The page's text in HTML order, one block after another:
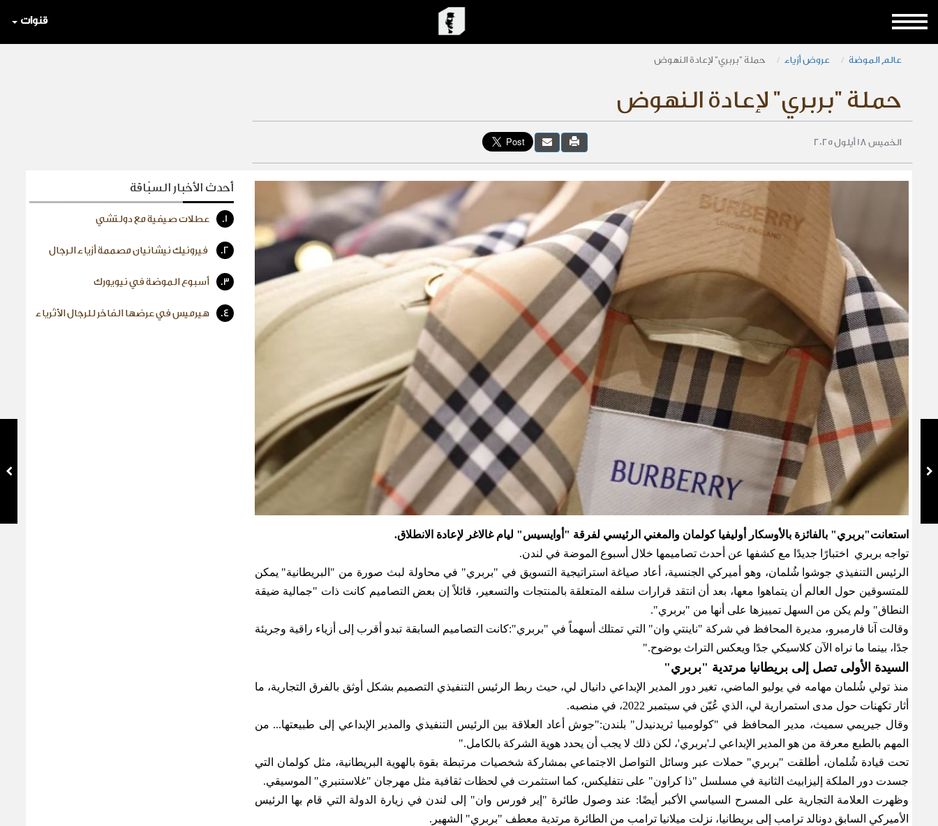
قنوات
عالم الموضة عروض أزياء حملة "بربري" لإعادة النهوض
حملة "بربري" لإعادة النهوض
الخميس 18 أيلول 2025
استعانت"بربري" بالفائزة بالأوسكار أوليفيا كولمان والمغني الرئيسي لفرقة "أوايسيس" ليام غالاغر لإعادة الانطلاق.
تواجه بربري اختبارًا جديدًا مع كشفها عن أحدث تصاميمها خلال أسبوع الموضة في لندن.
الرئيس التنفيذي جوشوا شُلمان، وهو أميركي الجنسية، أعاد صياغة استراتيجية التسويق في "بربري" في محاولة لبث صورة من "البريطانية" يمكن
للمتسوقين حول العالم أن يتماهوا معها، بعد أن انتقد قرارات سلفه المتعلقة بالمنتجات والتسعير، قائلاً إن بعض التصاميم كانت ذات "جمالية ضيقة
النطاق" ولم يكن من السهل تمييزها على أنها من "بربري".
وقالت آنا فارمبرو، مديرة المحافظ في شركة "ناينتي وان" التي تمتلك أسهماً في "بربري":كانت التصاميم السابقة تبدو أقرب إلى أزياء راقية وجريئة
جدًا، بينما ما نراه الآن كلاسيكي جدًا ويعكس التراث بوضوح."
السيدة الأولى تصل إلى بريطانيا مرتدية "بربري"
منذ تولي شُلمان مهامه في يوليو الماضي، تغير دور المدير الإبداعي دانيال لي، حيث ربط الرئيس التنفيذي التصميم بشكل أوثق بالفرق التجارية، ما
أثار تكهنات حول مدى استمرارية لي، الذي عُيّن في سبتمبر 2022، في منصبه
.
وقال جيريمي سميث، مدير المحافظ في "كولومبيا ثريدنيدل" بلندن:"جوش أعاد العلاقة بين الرئيس التنفيذي والمدير الإبداعي إلى طبيعتها... من
المهم بالطبع معرفة من هو المدير الإبداعي لـ'بربري'، لكن ذلك لا يجب أن يحدد هوية الشركة بالكامل."
تحت قيادة شُلمان، أطلقت "بربري" حملات عبر وسائل التواصل الاجتماعي بمشاركة شخصيات مرتبطة بقوة بالهوية البريطانية، مثل كولمان التي
جسدت دور الملكة إليزابيث الثانية في مسلسل "ذا كراون" على نتفليكس، كما استثمرت في لحظات ثقافية مثل مهرجان "غلاستنبري" الموسيقي.
وظهرت العلامة التجارية على المسرح السياسي الأكبر أيضًا: عند وصول طائرة "إير فورس وان" إلى لندن في زيارة الدولة التي قام بها الرئيس
الأميركي السابق دونالد ترامب إلى بريطانيا، نزلت ميلانيا ترامب من الطائرة مرتدية معطف "بربري" الشهير .
أحدث الأخبار السبّاقة
1. عطلات صيفية مع دولتشي
2. فيرونيك نيشانيان مصممة أزياء الرجال
3. أسبوع الموضة في نيويورك
4. هيرميس في عرضها الفاخر للرجال الأثرياء